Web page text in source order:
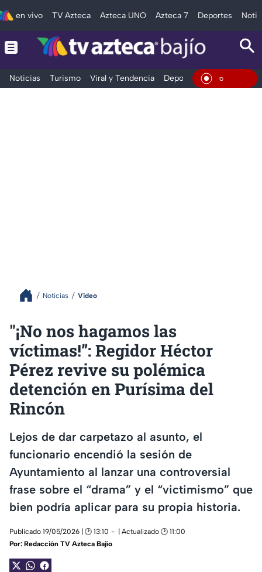
en vivo TV Azteca Azteca UNO Azteca 7 Deportes
Noticias Turismo Viral y Tendencia Deportes Espectáculos
En
Noticias Video
"¡No nos hagamos las
víctimas!”: Regidor Héctor
Pérez revive su polémica
detención en Purísima del
Rincón
Lejos de dar carpetazo al asunto, el
funcionario encendió la sesión de
Ayuntamiento al lanzar una controversial
frase sobre el “drama” y el “victimismo” que
bien podría aplicar para su propia historia.
Publicado 19/05/2026 | 🕑 13:10
| Actualizado 🕑 11:00
Por: Redacción TV Azteca Bajío